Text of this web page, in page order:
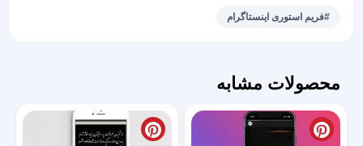
PNG
عدد
#فریم استوری اینستاگرام
محصولات مشابه